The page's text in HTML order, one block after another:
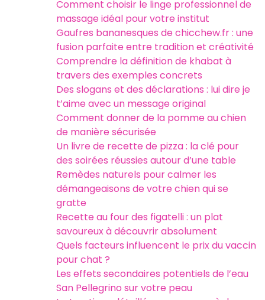
Comment choisir le linge professionnel de
massage idéal pour votre institut
Gaufres bananesques de chicchew.fr : une
fusion parfaite entre tradition et créativité
Comprendre la définition de khabat à
travers des exemples concrets
Des slogans et des déclarations : lui dire je
t’aime avec un message original
Comment donner de la pomme au chien
de manière sécurisée
Un livre de recette de pizza : la clé pour
des soirées réussies autour d’une table
Remèdes naturels pour calmer les
démangeaisons de votre chien qui se
gratte
Recette au four des figatelli : un plat
savoureux à découvrir absolument
Quels facteurs influencent le prix du vaccin
pour chat ?
Les effets secondaires potentiels de l’eau
San Pellegrino sur votre peau